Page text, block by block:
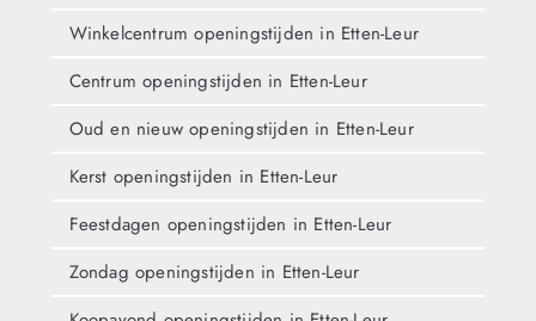
Winkelcentrum openingstijden in Etten-Leur
Centrum openingstijden in Etten-Leur
Oud en nieuw openingstijden in Etten-Leur
Kerst openingstijden in Etten-Leur
Feestdagen openingstijden in Etten-Leur
Zondag openingstijden in Etten-Leur